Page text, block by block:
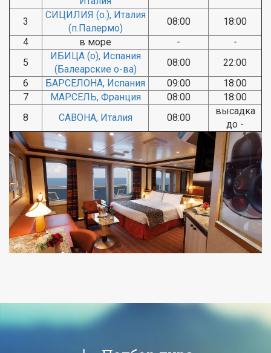
3
СИЦИЛИЯ (о.), Италия
(п.Палермо)
08:00
18:00
4
в море -
-
5
ИБИЦА (о), Испания
(Балеарские о-ва)
08:00
22:00
6
БАРСЕЛОНА, Испания 09:00
18:00
7
МАРСЕЛЬ, Франция 08:00
18:00
8
САВОНА, Италия 08:00
высадка
до -